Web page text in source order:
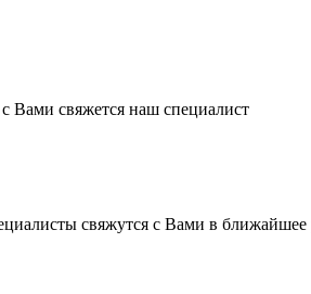
Вами свяжется наш специалист
свяжутся с Вами в ближайшее